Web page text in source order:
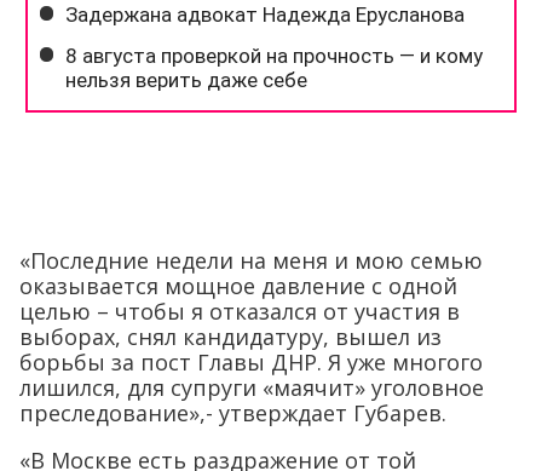
«Последние недели на меня и мою семью
оказывается мощное давление с одной
целью – чтобы я отказался от участия в
выборах, снял кандидатуру, вышел из
борьбы за пост Главы ДНР. Я уже многого
лишился, для супруги «маячит» уголовное
преследование»,- утверждает Губарев.
«В Москве есть раздражение от той